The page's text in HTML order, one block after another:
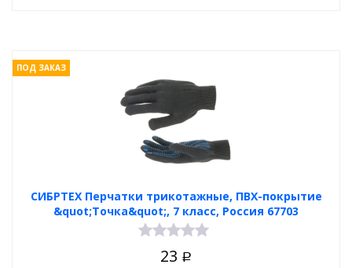
СИБРТЕХ Перчатки трикотажные, ПВХ-покрытие
&quot;Точка&quot;, 7 класс, Россия 67703
ПОД ЗАКАЗ
23 Р